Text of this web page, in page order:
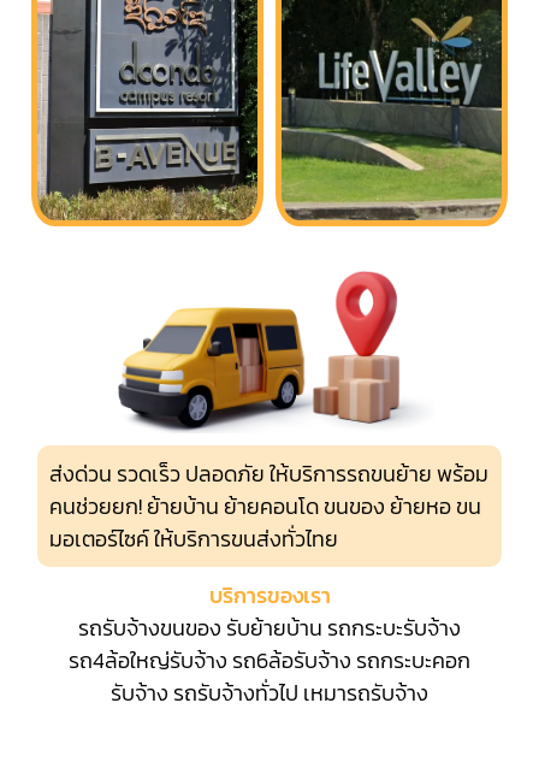
ส่งด่วน รวดเร็ว ปลอดภัย ให้บริการรถขนย้าย พร้อม
คนช่วยยก! ย้ายบ้าน ย้ายคอนโด ขนของ ย้ายหอ ขน
มอเตอร์ไซค์ ให้บริการขนส่งทั่วไทย
บริการของเรา
รถรับจ้างขนของ รับย้ายบ้าน รถกระบะรับจ้าง
รถ4ล้อใหญ่รับจ้าง รถ6ล้อรับจ้าง รถกระบะคอก
รับจ้าง รถรับจ้างทั่วไป เหมารถรับจ้าง